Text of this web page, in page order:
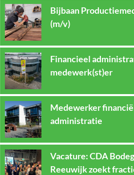
Bijbaan
(m/v)
Financieel
medewerk(st)er
Medewerker
administratie
Vacature: CDA
Reeuwijk zoekt